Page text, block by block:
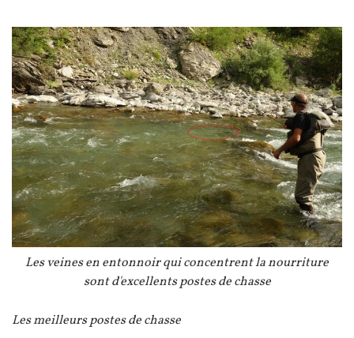
Image
Légende
Les veines en entonnoir qui concentrent la nourriture
sont d'excellents postes de chasse
Texte
Les meilleurs postes de chasse